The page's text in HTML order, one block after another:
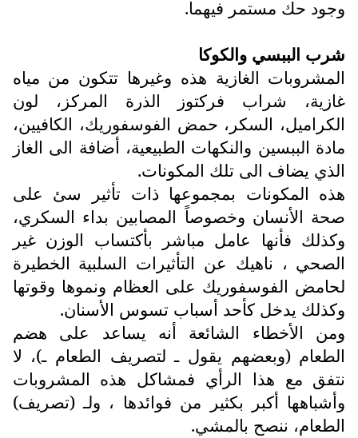
وجود حك مستمر فيهما.
شرب الببسي والكوكا
المشروبات الغازية هذه وغيرها تتكون من مياه
غازية، شراب فركتوز الذرة المركز، لون
الكراميل، السكر، حمض الفوسفوريك، الكافيين،
مادة الببسين والنكهات الطبيعية، أضافة الى الغاز
الذي يضاف الى تلك المكونات.
هذه المكونات بمجموعها ذات تأثير سئ على
صحة الأنسان وخصوصاً المصابين بداء السكري،
وكذلك فأنها عامل مباشر بأكتساب الوزن غير
الصحي ، ناهيك عن التأثيرات السلبية الخطيرة
لحامض الفوسفوريك على العظام ونموها وقوتها
وكذلك يدخل كأحد أسباب تسوس الأسنان.
ومن الأخطاء الشائعة أنه يساعد على هضم
الطعام (وبعضهم يقول ـ لتصريف الطعام ـ)، لا
نتفق مع هذا الرأي فمشاكل هذه المشروبات
وأشباهها أكبر بكثير من فوائدها ، ولـ (تصريف)
الطعام، ننصح بالمشي.